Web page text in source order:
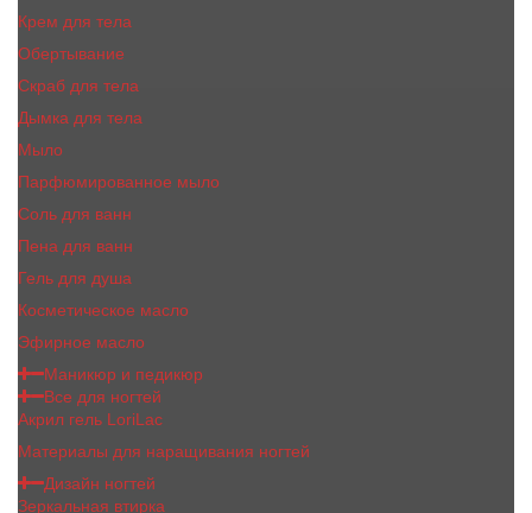
Крем для тела
Обертывание
Скраб для тела
Дымка для тела
Мыло
Парфюмированное мыло
Соль для ванн
Пена для ванн
Гель для душа
Косметическое масло
Эфирное масло
Маникюр и педикюр
Все для ногтей
Акрил гель LoriLac
Материалы для наращивания ногтей
Дизайн ногтей
Зеркальная втирка